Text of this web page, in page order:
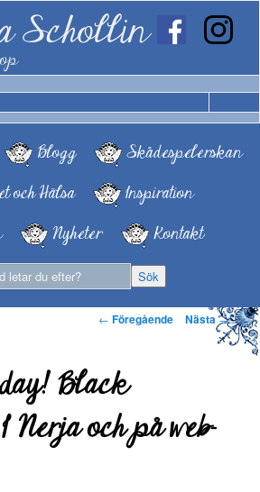
Schollin
Blogg
Skådespelerskan
och Hälsa
Inspiration
Nyheter Kontakt
Inläggsnavigering
← Föregående Nästa→
Black
Nerja och på web-